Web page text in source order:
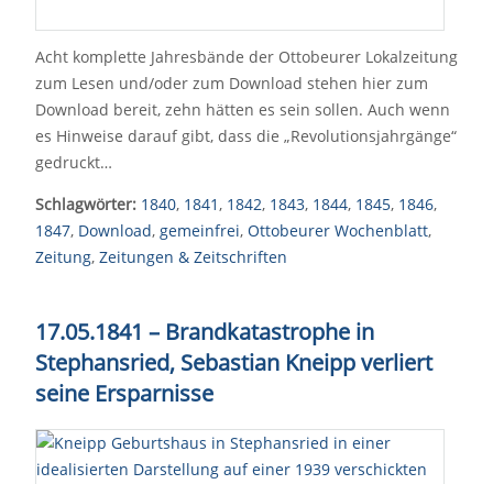
Acht komplette Jahresbände der Ottobeurer Lokalzeitung
zum Lesen und/oder zum Download stehen hier zum
Download bereit, zehn hätten es sein sollen. Auch wenn
es Hinweise darauf gibt, dass die „Revolutionsjahrgänge“
gedruckt…
Schlagwörter: 1840, 1841, 1842, 1843, 1844, 1845, 1846,
1847, Download, gemeinfrei, Ottobeurer Wochenblatt,
Zeitung, Zeitungen & Zeitschriften
17.05.1841 – Brandkatastrophe in
Stephansried, Sebastian Kneipp verliert
seine Ersparnisse